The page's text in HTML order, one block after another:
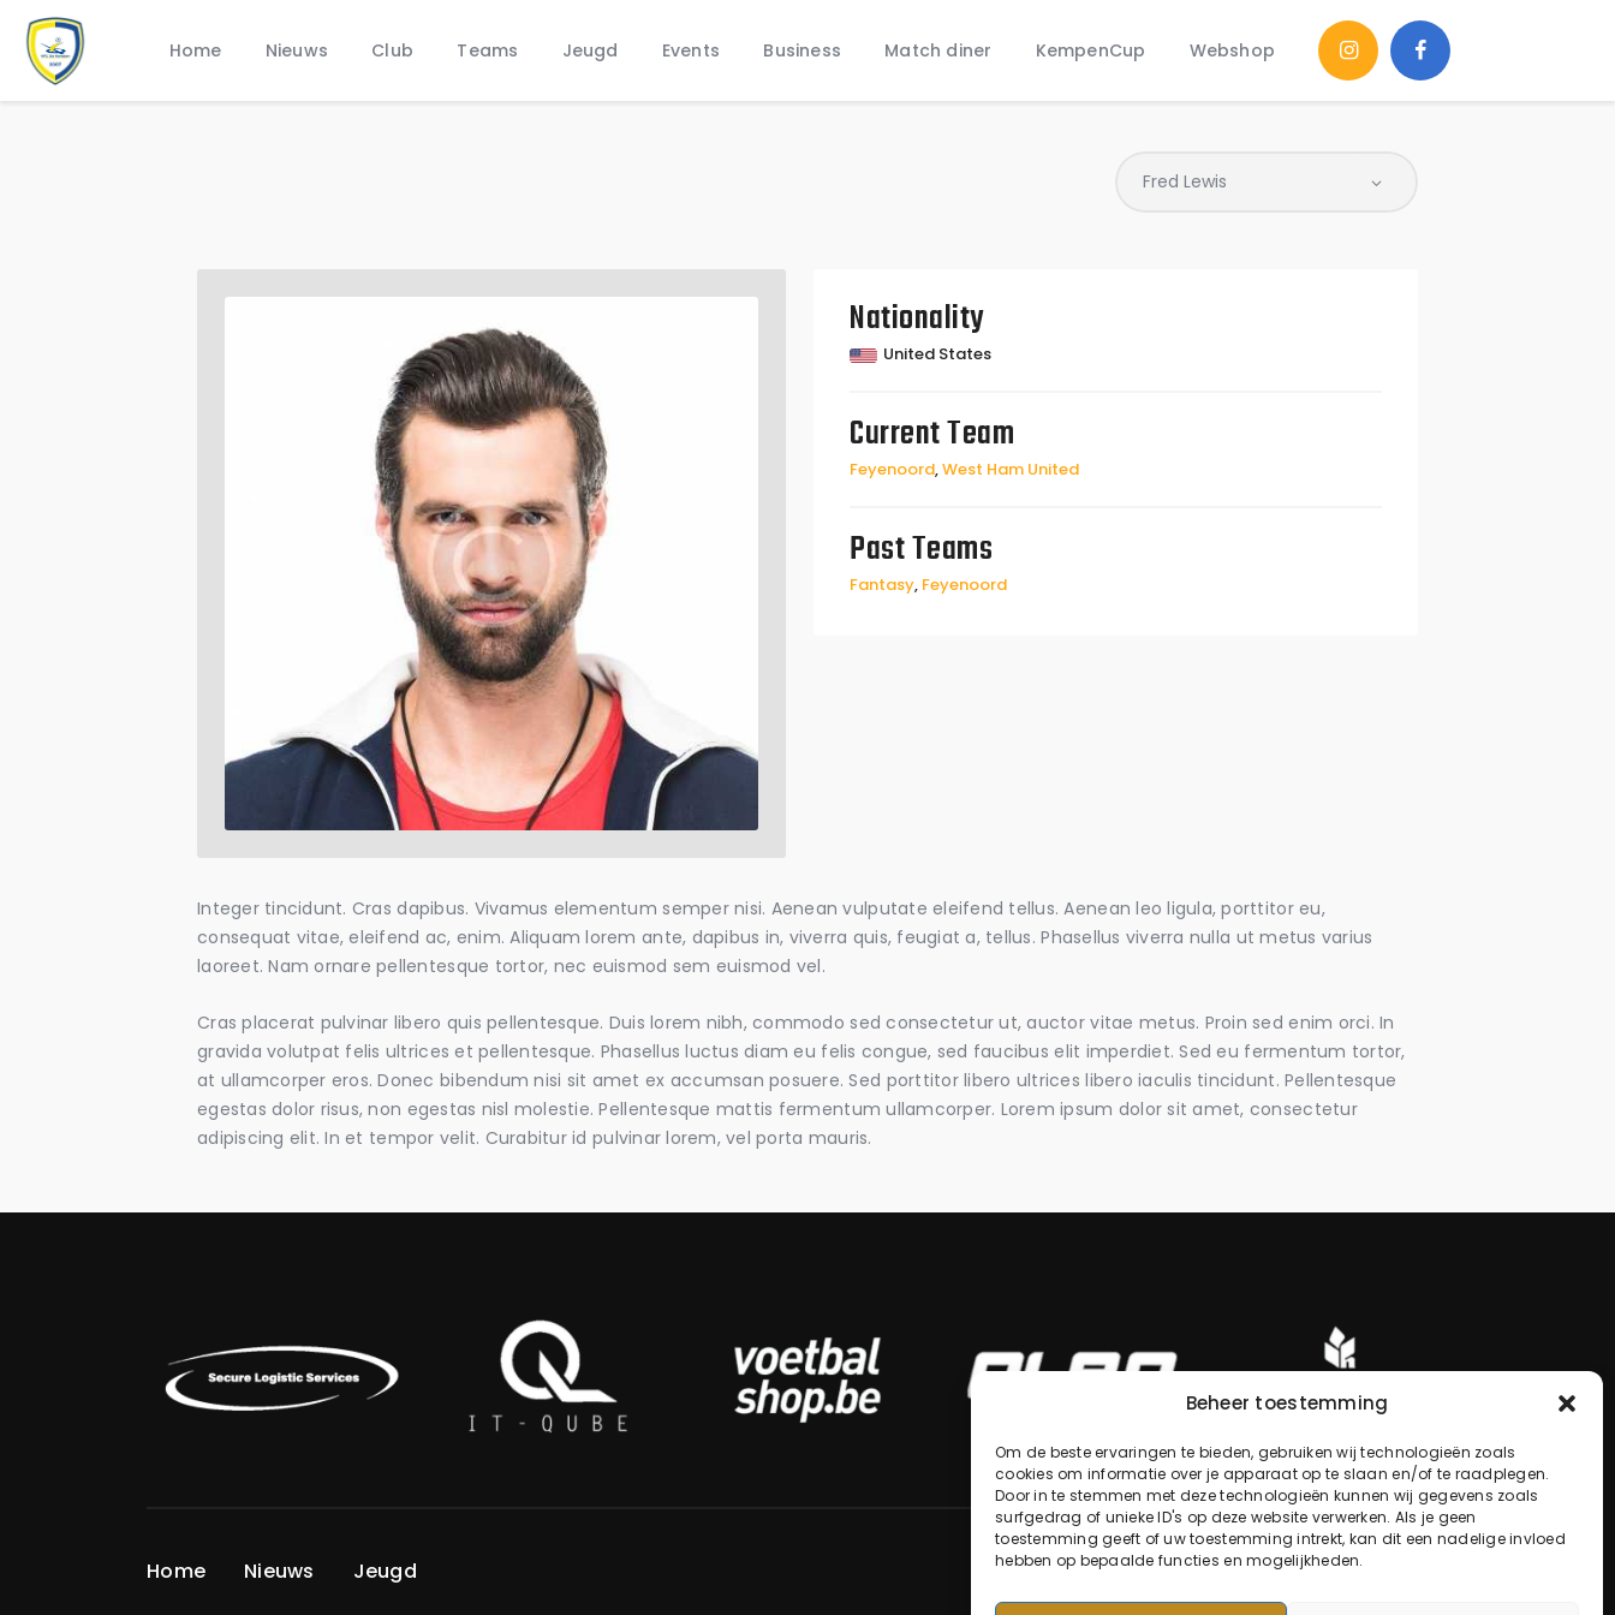
Beheer toestemming
Om de beste ervaringen te bieden, gebruiken wij technologieën zoals
cookies om informatie over je apparaat op te slaan en/of te raadplegen.
Door in te stemmen met deze technologieën kunnen wij gegevens zoals
surfgedrag of unieke ID's op deze website verwerken. Als je geen
toestemming geeft of uw toestemming intrekt, kan dit een nadelige invloed
hebben op bepaalde functies en mogelijkheden.
Home Nieuws Club Teams Jeugd Events Business Match diner KempenCup Webshop
Nieuws
Jeugd
Nationality
United States
Current Team
Feyenoord,West Ham United
Past Teams
Fantasy, Feyenoord
Integer tincidunt. Cras dapibus. Vivamus elementum semper nisi. Aenean vulputate eleifend tellus. Aenean leo ligula, porttitor eu,
consequat vitae, eleifend ac, enim. Aliquam lorem ante, dapibus in, viverra quis, feugiat a, tellus. Phasellus viverra nulla ut metus varius
laoreet. Nam ornare pellentesque tortor, nec euismod sem euismod vel.
Cras placerat pulvinar libero quis pellentesque. Duis lorem nibh, commodo sed consectetur ut, auctor vitae metus. Proin sed enim orci. In
gravida volutpat felis ultrices et pellentesque. Phasellus luctus diam eu felis congue, sed faucibus elit imperdiet. Sed eu fermentum tortor,
at ullamcorper eros. Donec bibendum nisi sit amet ex accumsan posuere. Sed porttitor libero ultrices libero iaculis tincidunt. Pellentesque
egestas dolor risus, non egestas nisl molestie. Pellentesque mattis fermentum ullamcorper. Lorem ipsum dolor sit amet, consectetur
adipiscing elit. In et tempor velit. Curabitur id pulvinar lorem, vel porta mauris.
Home Nieuws Jeugd